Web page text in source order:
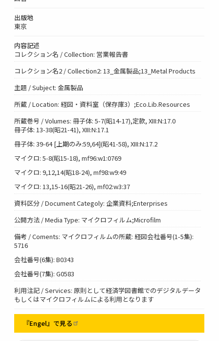
出版地
東京
内容記述
コレクション名 / Collection: 営業報告書
コレクション名2 / Collection2: 13_金属製品;13_Metal Products
主題 / Subject: 金属製品
所蔵 / Location: 経図・資料室（保存庫3）;Eco.Lib.Resources
所蔵巻号 / Volumes: 冊子体: 5-7(昭14-17),定款, XIII:N:17.0
冊子体: 13-38(昭21-41), XIII:N:17.1
冊子体: 39-64 [上期のみ:59,64](昭41-58), XIII:N:17.2
マイクロ: 5-8(昭15-18), mf96:w1:0769
マイクロ: 9,12,14(昭18-24), mf98:w9:49
マイクロ: 13,15-16(昭21-26), mf02:w3:37
資料区分 / Document Categoly: 企業資料;Enterprises
公開方法 / Media Type: マイクロフィルム;Microfilm
備考 / Coments: マイクロフィルムの所蔵: 経図会社番号(1-5集):
5716
会社番号(6集): B0343
会社番号(7集): G0583
利用注記 / Services: 原則として経済学図書館でのデジタルデータ
もしくはマイクロフィルムによる利用となります
『Engel』で見る